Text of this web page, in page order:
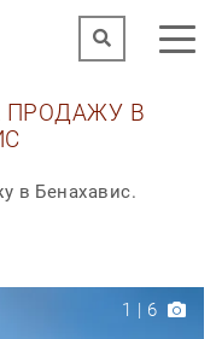
ПРОДАЖУ В
в Бенахавис.
1 | 6